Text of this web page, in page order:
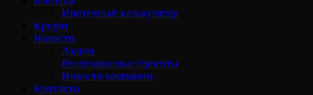
Ипотечный калькулятор
Кредит
Новости
Акции
Реализованные проекты
Новости компании
Контакты